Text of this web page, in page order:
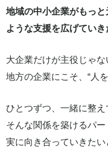
地域の中小企業がもっ
ような支援を広げていき
大企業だけが主役じゃな
地方の企業にこそ、“人
ひとつずつ、一緒に整え
そんな関係を築けるパ
実に向き合っていきたい